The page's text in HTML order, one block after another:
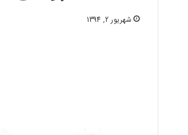
شهریور 2, 1394